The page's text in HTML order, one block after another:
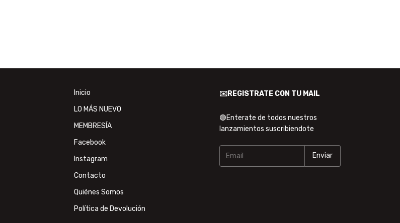
Inicio
LO MÁS NUEVO
MEMBRESÍA
Facebook
Instagram
Contacto
Quiénes Somos
Política de Devolución
✉️REGISTRATE CON TU MAIL
🟢Enterate de todos nuestros
lanzamientos suscribiendote